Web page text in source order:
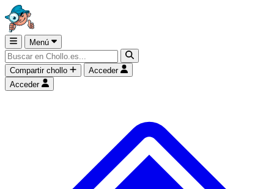
Menú
Compartir chollo
Acceder
Acceder